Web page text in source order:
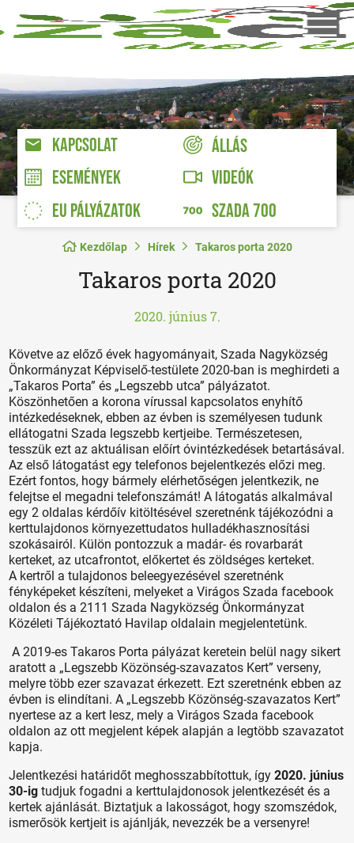
KAPCSOLAT
ÁLLÁS
ESEMÉNYEK
VIDEÓK
EU PÁLYÁZATOK
SZADA 700
Kezdőlap Hírek Takaros porta 2020
Takaros porta 2020
2020. június 7.
Követve az előző évek hagyományait, Szada Nagyközség
Önkormányzat Képviselő-testülete 2020-ban is meghirdeti a
„Takaros Porta” és „Legszebb utca” pályázatot.
Köszönhetően a korona vírussal kapcsolatos enyhítő
intézkedéseknek, ebben az évben is személyesen tudunk
ellátogatni Szada legszebb kertjeibe. Természetesen,
tesszük ezt az aktuálisan előírt óvintézkedések betartásával.
Az első látogatást egy telefonos bejelentkezés előzi meg.
Ezért fontos, hogy bármely elérhetőségen jelentkezik, ne
felejtse el megadni telefonszámát! A látogatás alkalmával
egy 2 oldalas kérdőív kitöltésével szeretnénk tájékozódni a
kerttulajdonos környezettudatos hulladékhasznosítási
szokásairól. Külön pontozzuk a madár- és rovarbarát
kerteket, az utcafrontot, előkertet és zöldséges kerteket.
A kertről a tulajdonos beleegyezésével szeretnénk
fényképeket készíteni, melyeket a Virágos Szada facebook
oldalon és a 2111 Szada Nagyközség Önkormányzat
Közéleti Tájékoztató Havilap oldalain megjelentetünk.
A 2019-es Takaros Porta pályázat keretein belül nagy sikert
aratott a „Legszebb Közönség-szavazatos Kert” verseny,
melyre több ezer szavazat érkezett. Ezt szeretnénk ebben az
évben is elindítani. A „Legszebb Közönség-szavazatos Kert”
nyertese az a kert lesz, mely a Virágos Szada facebook
oldalon az ott megjelent képek alapján a legtöbb szavazatot
kapja.
Jelentkezési határidőt meghosszabbítottuk, így2020. június
30-igtudjuk fogadni a kerttulajdonosok jelentkezését és a
kertek ajánlását. Biztatjuk a lakosságot, hogy szomszédok,
ismerősök kertjeit is ajánlják, nevezzék be a versenyre!